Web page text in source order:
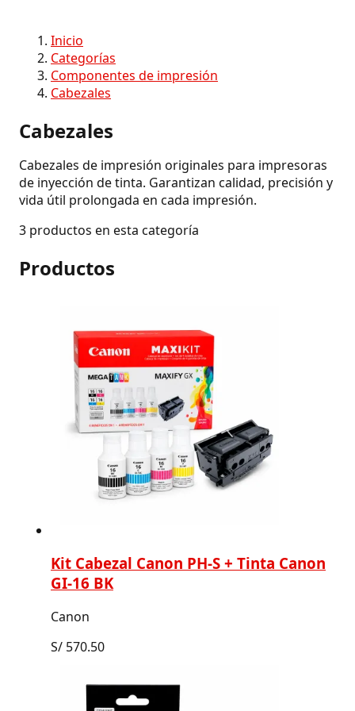
Inicio
Categorías
Componentes de impresión
Cabezales
Cabezales
Cabezales de impresión originales para impresoras
de inyección de tinta. Garantizan calidad, precisión y
vida útil prolongada en cada impresión.
3 productos en esta categoría
Productos
Kit Cabezal Canon PH-S + Tinta Canon
GI-16 BK
Canon
S/ 570.50